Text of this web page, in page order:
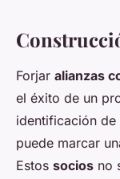
Forjar alianzas
el éxito de un
identificación de
puede marcar
Estos socios no